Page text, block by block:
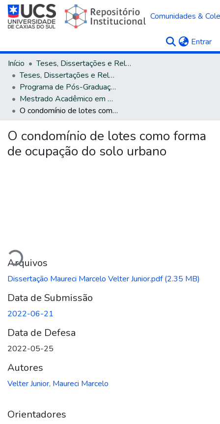
Comunidades &
Entrar
Início
Teses, Dissertações e Relatórios
Teses, Dissertações e Relatórios defendidos na UCS
Programa de Pós-Graduação em Direito
Mestrado Acadêmico em Direito
O condomínio de lotes como forma de ocupação do solo urbano
O condomínio de lotes como forma
de ocupação do solo urbano
Carregando...
Arquivos
Dissertação Maureci Marcelo Velter Junior.pdf(2.35 MB)
Data de Submissão
2022-06-21
Data de Defesa
2022-05-25
Autores
Velter Junior, Maureci Marcelo
Orientadores